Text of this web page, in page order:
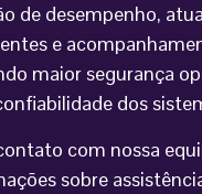
de desempenho,
e
maior segurança
dos
com nossa
sobre